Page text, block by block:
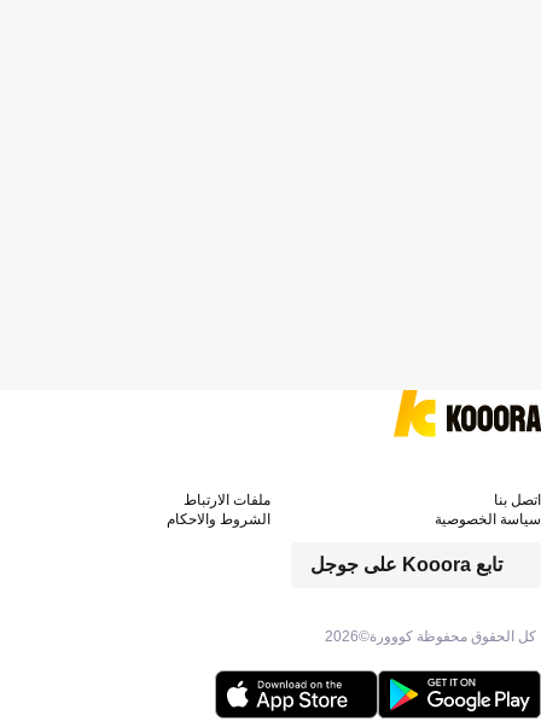
كل الحقوق محفوظة كووورة©2026
تابع Kooora على جوجل
اتصل بنا
ملفات الارتباط
سياسة الخصوصية
الشروط والاحكام